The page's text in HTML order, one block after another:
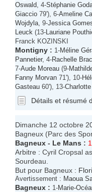
Oswald , 4-Stéphanie
Giaccio 79'), 6-Ameline
Wojdyla , 9-Jessica
Leuck (13- Lauriane
Franck KOZINSKI
Montigny : 1-Méline
Pannetier, 4-Rachelle
7-Aude Moreau (9-
Fanny Morvan 71'), 10-
Gasteau 60'), 13-
Détails et résumé
Dimanche 12 octobre
Bagneux (Parc des
Bagneux - Le Mans :
Arbitre : Cyril Cropsal
Sourdeau.
But pour Bagneux :
Avertissement : Maoua
Bagneux : 1-Marie-